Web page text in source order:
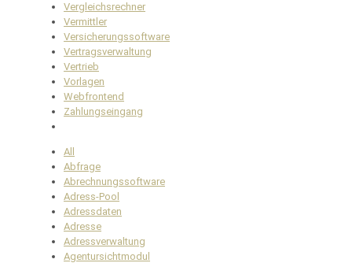
Vergleichsrechner
Vermittler
Versicherungssoftware
Vertragsverwaltung
Vertrieb
Vorlagen
Webfrontend
Zahlungseingang
All
Abfrage
Abrechnungssoftware
Adress-Pool
Adressdaten
Adresse
Adressverwaltung
Agentursichtmodul